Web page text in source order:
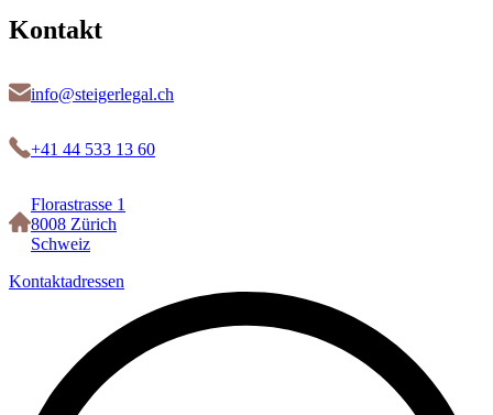
Kontakt
info@steigerlegal.ch
+41 44 533 13 60
Florastrasse 1
8008 Zürich
Schweiz
Kontaktadressen